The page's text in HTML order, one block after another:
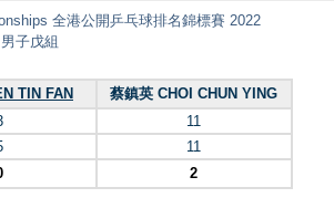
全港公開乒乓球排名錦標賽 2022
子戊組
TIN FAN
蔡鎮英 CHOI CHUN YING
11
11
2